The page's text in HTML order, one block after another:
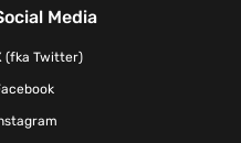
Media
(fka Twitter)